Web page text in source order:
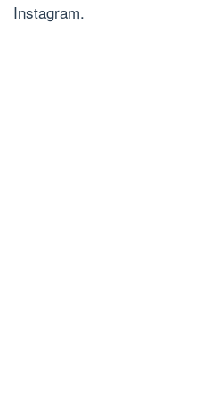
Instagram.